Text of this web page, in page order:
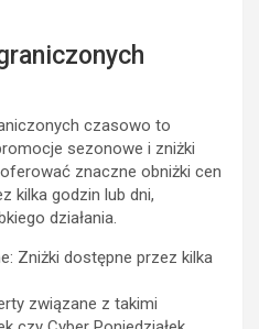
czasowo to
sezonowe i zniżki
znaczne obniżki cen
kilka godzin lub dni,
działania.
Zniżki dostępne przez kilka
związane z takimi